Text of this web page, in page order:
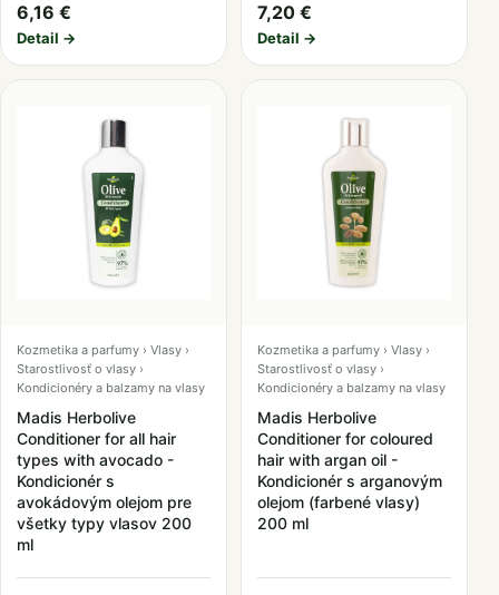
6,16 €
Detail →
7,20 €
Detail →
Kozmetika a parfumy › Vlasy ›
Starostlivosť o vlasy ›
Kondicionéry a balzamy na vlasy
Madis Herbolive
Conditioner for all hair
types with avocado -
Kondicionér s
avokádovým olejom pre
všetky typy vlasov 200
ml
Kozmetika a parfumy › Vlasy ›
Starostlivosť o vlasy ›
Kondicionéry a balzamy na vlasy
Madis Herbolive
Conditioner for coloured
hair with argan oil -
Kondicionér s arganovým
olejom (farbené vlasy)
200 ml